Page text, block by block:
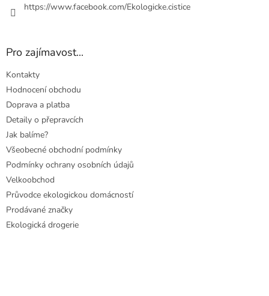
https://www.facebook.com/Ekologicke.cistice
Pro zajímavost...
Kontakty
Hodnocení obchodu
Doprava a platba
Detaily o přepravcích
Jak balíme?
Všeobecné obchodní podmínky
Podmínky ochrany osobních údajů
Velkoobchod
Průvodce ekologickou domácností
Prodávané značky
Ekologická drogerie